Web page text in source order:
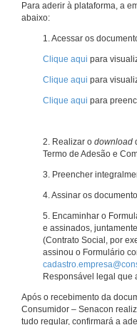
Para aderir à plataforma, a
abaixo:
1. Acessar os
Clique aqui para
Clique aqui para
Clique aqui para
2. Realizar o download
Termo de Adesão e
3. Preencher
4. Assinar os
5. Encaminhar o
e assinados,
(Contrato Social, por
assinou o Formulário
Responsável legal que
Após o recebimento da
Consumidor – Senacon
tudo regular, confirmará a